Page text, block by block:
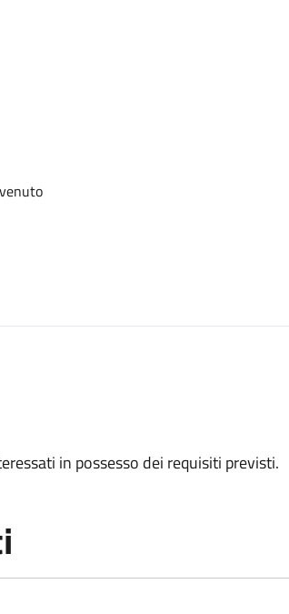
in possesso dei requisiti previsti.